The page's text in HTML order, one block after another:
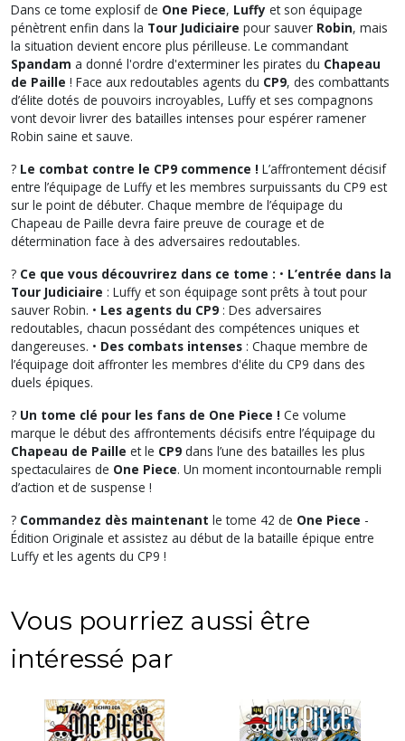
Dans ce tome explosif de One Piece, Luffy et son équipage
pénètrent enfin dans la Tour Judiciaire pour sauver Robin, mais
la situation devient encore plus périlleuse. Le commandant
Spandam a donné l'ordre d'exterminer les pirates du Chapeau
de Paille ! Face aux redoutables agents du CP9, des combattants
d’élite dotés de pouvoirs incroyables, Luffy et ses compagnons
vont devoir livrer des batailles intenses pour espérer ramener
Robin saine et sauve.
? Le combat contre le CP9 commence ! L’affrontement décisif
entre l’équipage de Luffy et les membres surpuissants du CP9 est
sur le point de débuter. Chaque membre de l’équipage du
Chapeau de Paille devra faire preuve de courage et de
détermination face à des adversaires redoutables.
? Ce que vous découvrirez dans ce tome : • L’entrée dans la
Tour Judiciaire : Luffy et son équipage sont prêts à tout pour
sauver Robin. • Les agents du CP9 : Des adversaires
redoutables, chacun possédant des compétences uniques et
dangereuses. • Des combats intenses : Chaque membre de
l’équipage doit affronter les membres d'élite du CP9 dans des
duels épiques.
? Un tome clé pour les fans de One Piece ! Ce volume
marque le début des affrontements décisifs entre l’équipage du
Chapeau de Paille et le CP9 dans l’une des batailles les plus
spectaculaires de One Piece. Un moment incontournable rempli
d’action et de suspense !
? Commandez dès maintenant le tome 42 de One Piece -
Édition Originale et assistez au début de la bataille épique entre
Luffy et les agents du CP9 !
Vous pourriez aussi être
intéressé par